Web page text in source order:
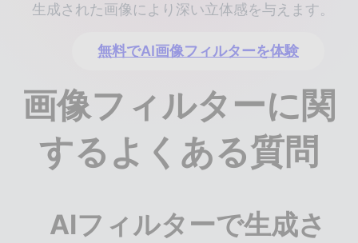
生成された画像により深い立体感を与えます。
無料でAI画像フィルターを体験
画像フィルターに関
するよくある質問
AIフィルターで生成さ